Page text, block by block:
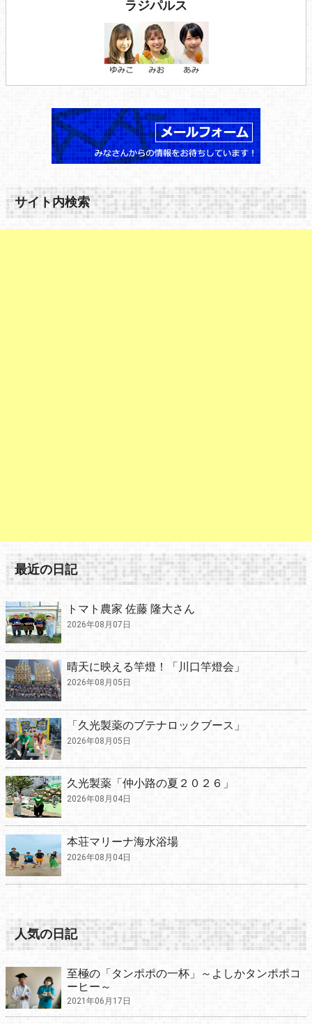
ラジパルス
サイト内検索
最近の日記
トマト農家 佐藤 隆大さん
2026年08月07日
晴天に映える竿燈！「川口竿燈会」
2026年08月05日
「久光製薬のブテナロックブース」
2026年08月05日
久光製薬「仲小路の夏２０２６」
2026年08月04日
本荘マリーナ海水浴場
2026年08月04日
人気の日記
至極の「タンポポの一杯」～よしかタンポポコ
ーヒー～
2021年06月17日